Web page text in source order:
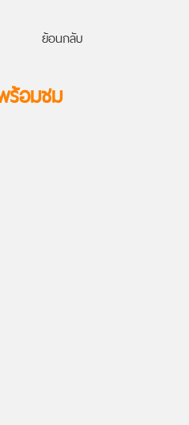
ย้อนกลับ
ร้อมชม